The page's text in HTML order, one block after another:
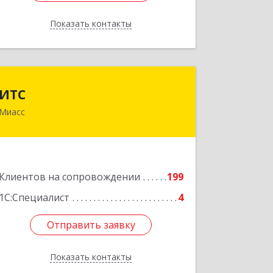
Показать контакты
Назад
ИТС
Миасс
Клиентов на сопровождении
199
1С:Специалист
4
Отправить заявку
Показать контакты
456300, Челябинская обл, Миасс г,
Отправить заявку
Назад